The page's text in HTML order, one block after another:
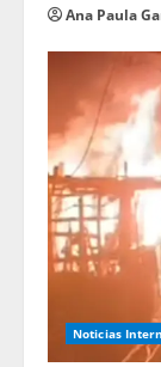
Ana Paula
Noticias